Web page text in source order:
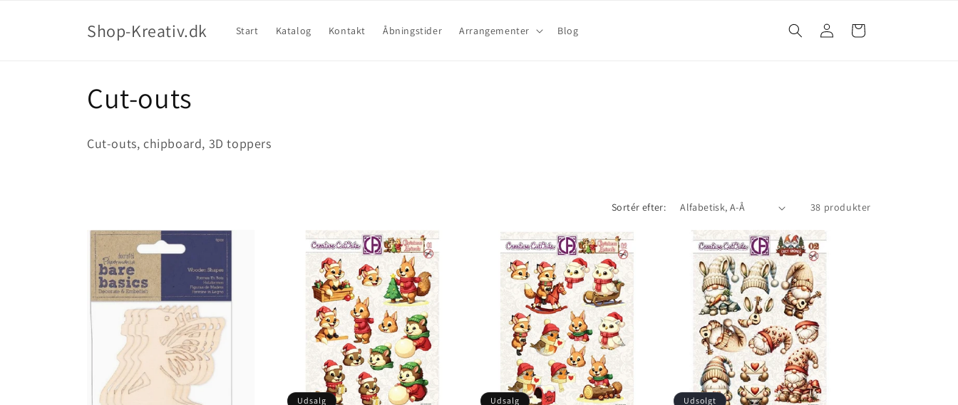
Shop-Kreativ.dk Start Katalog Kontakt Åbningstider Arrangementer Blog
Log
ind
Indkøbskurv
Cut-outs
Cut-outs, chipboard, 3D toppers
Sortér efter: 38 produkter
Udsalg Udsalg Udsolgt